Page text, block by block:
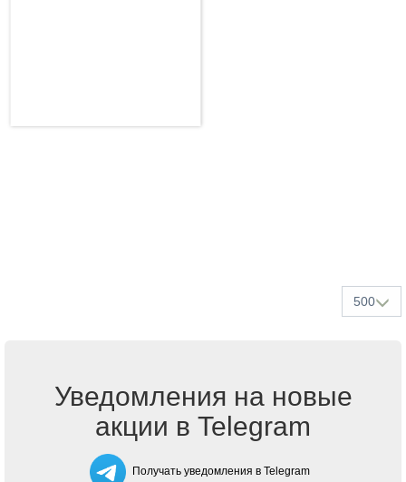
500
Уведомления на новые
акции в Telegram
Получать уведомления в Telegram